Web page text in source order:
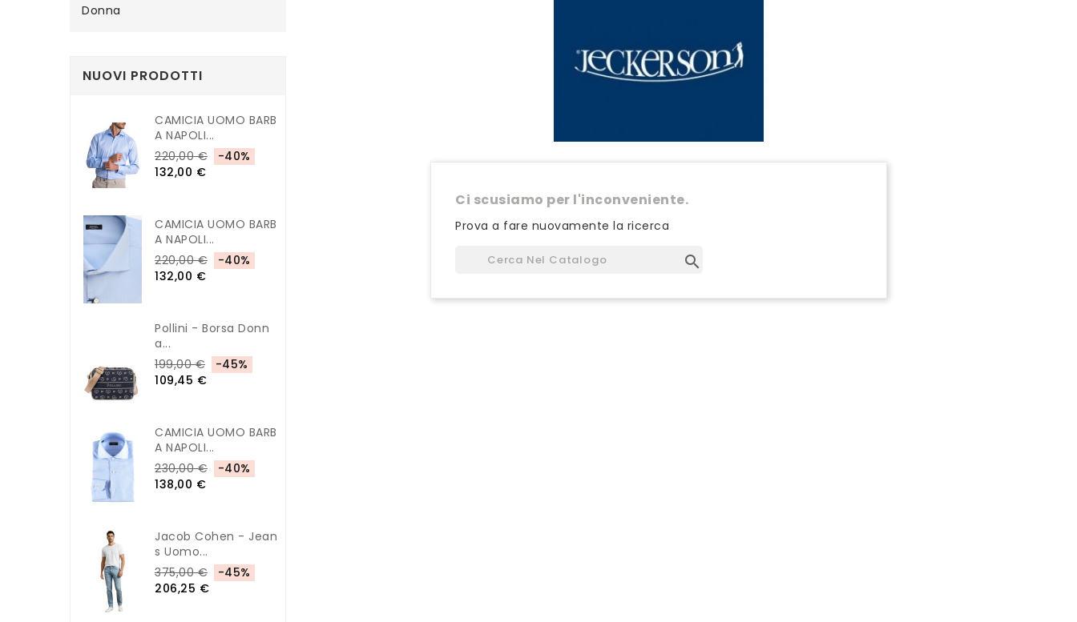
Donna
NUOVI PRODOTTI
CAMICIA UOMO BARB
A NAPOLI...
220,00 €
-40%
132,00 €
CAMICIA UOMO BARB
A NAPOLI...
220,00 €
-40%
132,00 €
Pollini - Borsa Donn
A...
199,00 €
-45%
109,45 €
CAMICIA UOMO BARB
A NAPOLI...
230,00 €
-40%
138,00 €
Jacob Cohen - Jean
S Uomo...
375,00 €
-45%
206,25 €
Ci scusiamo per l'inconveniente.
Prova a fare nuovamente la ricerca
